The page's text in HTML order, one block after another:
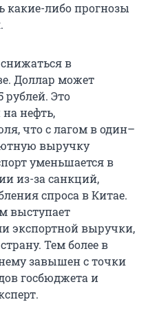
какие-либо прогнозы
в
Доллар может
рублей. Это
нефть,
что с лагом в один–
выручку
уменьшается в
из-за санкций,
спроса в Китае.
выступает
экспортной выручки,
Тем более в
завышен с точки
госбюджета и